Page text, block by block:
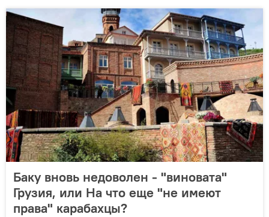
Баку вновь недоволен - "виновата"
Грузия, или На что еще "не имеют
права" карабахцы?